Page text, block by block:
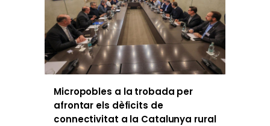
Micropobles a la trobada per
afrontar els dèficits de
connectivitat a la Catalunya rural